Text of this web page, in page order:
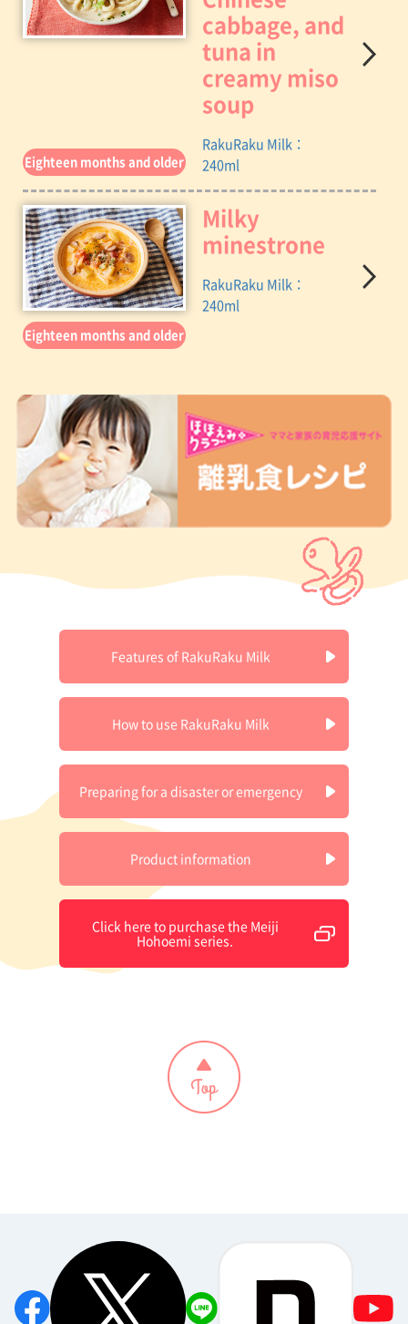
cabbage, and
tuna in
creamy miso
soup
RakuRaku Milk：
240ml
Eighteen months and older
Milky
minestrone
RakuRaku Milk：
240ml
Eighteen months and older
Features of RakuRaku Milk
How to use RakuRaku Milk
Preparing for a disaster or emergency
Product information
Click here to purchase the Meiji
Hohoemi series.